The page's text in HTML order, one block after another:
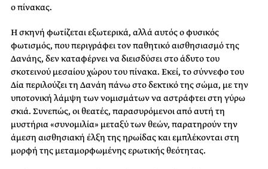
ο πίνακας.
Η σκηνή φωτίζεται εξωτερικά, αλλά αυτός ο φυσικός
φωτισμός, που περιγράφει τον παθητικό αισθησιασμό της
Δανάης, δεν καταφέρνει να διεισδύσει στο άδυτο του
σκοτεινού μεσαίου χώρου του πίνακα. Εκεί, το σύννεφο του
Δία περιλούζει τη Δανάη πάνω στο δεκτικό της σώμα, με την
υποτονική λάμψη των νομισμάτων να αστράφτει στη γύρω
σκιά. Συνεπώς, οι θεατές, παρασυρόμενοι από αυτή τη
μυστήρια «συνομιλία» μεταξύ των θεών, παρατηρούν την
άμεση αισθησιακή έλξη της ηρωίδας και εμπλέκονται στη
μορφή της μεταμορφωμένης ερωτικής θεότητας.